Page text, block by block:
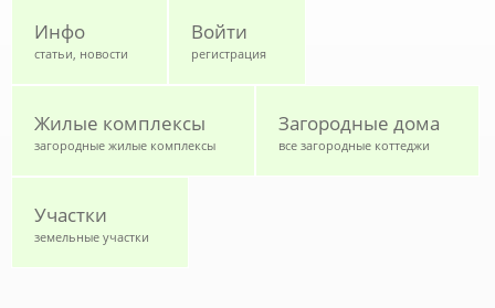
Инфо
статьи, новости
Войти
регистрация
Жилые комплексы
загородные жилые комплексы
Загородные дома
все загородные коттеджи
Участки
земельные участки